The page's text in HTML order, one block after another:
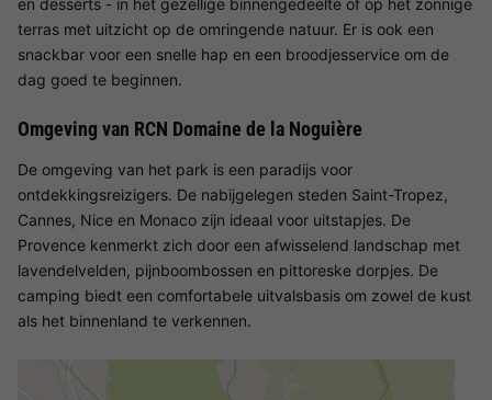
terras met uitzicht op de omringende natuur. Er is ook een
snackbar voor een snelle hap en een broodjesservice om de
dag goed te beginnen.
Omgeving van RCN Domaine de la Noguière
De omgeving van het park is een paradijs voor
ontdekkingsreizigers. De nabijgelegen steden Saint-Tropez,
Cannes, Nice en Monaco zijn ideaal voor uitstapjes. De
Provence kenmerkt zich door een afwisselend landschap met
lavendelvelden, pijnboombossen en pittoreske dorpjes. De
camping biedt een comfortabele uitvalsbasis om zowel de kust
als het binnenland te verkennen.